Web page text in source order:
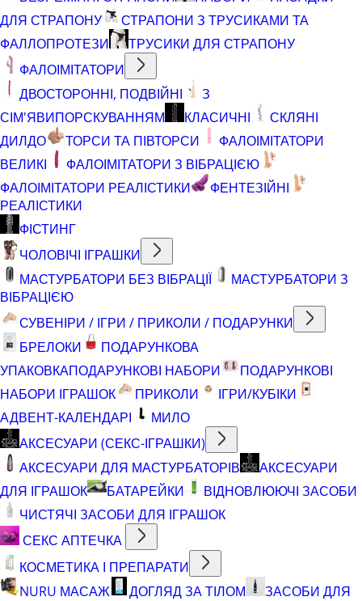
ДЛЯ СТРАПОНУ
СТРАПОНИ З ТРУСИКАМИ ТА
ФАЛЛОПРОТЕЗИ
ТРУСИКИ ДЛЯ СТРАПОНУ
ФАЛОІМІТАТОРИ
ДВОСТОРОННІ, ПОДВІЙНІ
З
СІМ'ЯВИПОРСКУВАННЯМ
КЛАСИЧНІ
СКЛЯНІ
ДИЛДО
ТОРСИ ТА ПІВТОРСИ
ФАЛОІМІТАТОРИ
ВЕЛИКІ
ФАЛОІМІТАТОРИ З ВІБРАЦІЄЮ
ФАЛОІМІТАТОРИ РЕАЛІСТИКИ
ФЕНТЕЗІЙНІ
РЕАЛІСТИКИ
ФІСТИНГ
ЧОЛОВІЧІ ІГРАШКИ
МАСТУРБАТОРИ БЕЗ ВІБРАЦІЇ
МАСТУРБАТОРИ З
ВІБРАЦІЄЮ
СУВЕНІРИ / ІГРИ / ПРИКОЛИ / ПОДАРУНКИ
БРЕЛОКИ
ПОДАРУНКОВА
УПАКОВКАПОДАРУНКОВІ НАБОРИ
ПОДАРУНКОВІ
НАБОРИ ІГРАШОК
ПРИКОЛИ
ІГРИ/КУБІКИ
АДВЕНТ-КАЛЕНДАРІ
МИЛО
АКСЕСУАРИ (СЕКС-ІГРАШКИ)
АКСЕСУАРИ ДЛЯ МАСТУРБАТОРІВ
АКСЕСУАРИ
ДЛЯ ІГРАШОК
БАТАРЕЙКИ
ВІДНОВЛЮЮЧІ ЗАСОБИ
ЧИСТЯЧІ ЗАСОБИ ДЛЯ ІГРАШОК
СЕКС АПТЕЧКА
КОСМЕТИКА І ПРЕПАРАТИ
NURU МАСАЖ
ДОГЛЯД ЗА ТІЛОМ
ЗАСОБИ ДЛЯ